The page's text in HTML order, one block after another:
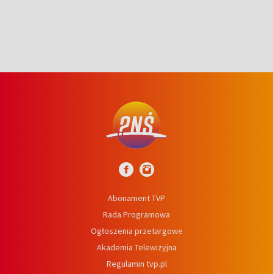
Abonament TVP
Rada Programowa
Ogłoszenia przetargowe
Akademia Telewizyjna
Regulamin tvp.pl